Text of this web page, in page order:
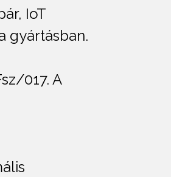
IoT
gyártásban.
017. A